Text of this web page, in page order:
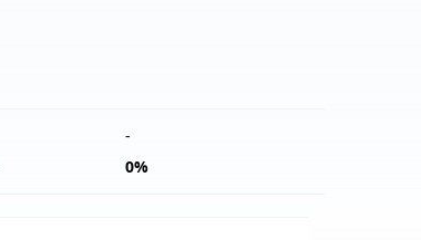
-
0%